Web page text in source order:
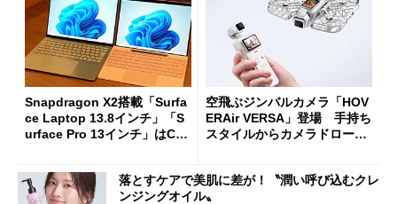
Snapdragon X2搭載「Surfa
ce Laptop 13.8インチ」「S
urface Pro 13インチ」はCop
た
空飛ぶジンバルカメラ「HOV
ERAir VERSA」登場 手持ち
スタイルからカメラドローン
落とすケアで美肌に差が！〝潤い呼び込むクレ
ンジングオイル〟